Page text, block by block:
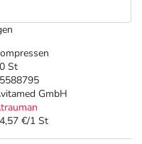
St
GmbH
€/1 St